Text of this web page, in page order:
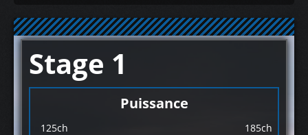
Stage 1
Puissance
125ch 185ch